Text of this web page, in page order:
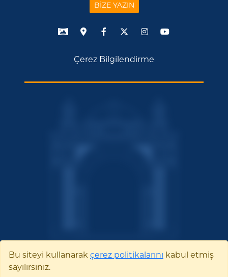
BİZE YAZIN
Çerez Bilgilendirme
Bu siteyi kullanarak çerez politikalarını kabul etmiş
sayılırsınız.